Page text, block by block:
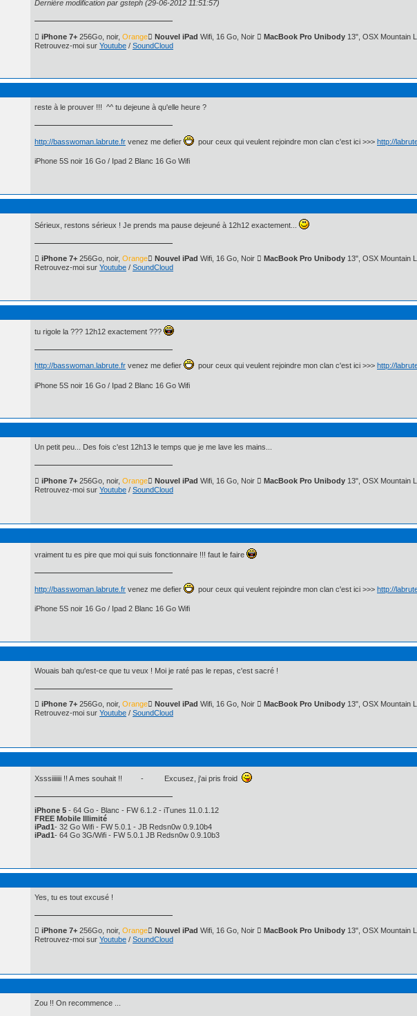
Dernière modification par gsteph (29-06-2012 11:51:57)
 iPhone 7+ 256Go, noir, Orange Nouvel iPad Wifi, 16 Go, Noir  MacBook Pro Unibody 13", OSX Mountain
Retrouvez-moi sur Youtube / SoundCloud
reste à le prouver !!! ^^ tu dejeune à qu'elle heure ?
http://basswoman.labrute.fr venez me defier pour ceux qui veulent rejoindre mon clan c'est ici >>> http://
iPhone 5S noir 16 Go / Ipad 2 Blanc 16 Go Wifi
Sérieux, restons sérieux ! Je prends ma pause dejeuné à 12h12 exactement...
 iPhone 7+ 256Go, noir, Orange Nouvel iPad Wifi, 16 Go, Noir  MacBook Pro Unibody 13", OSX Mountain
Retrouvez-moi sur Youtube / SoundCloud
tu rigole la ??? 12h12 exactement ???
http://basswoman.labrute.fr venez me defier pour ceux qui veulent rejoindre mon clan c'est ici >>> http://
iPhone 5S noir 16 Go / Ipad 2 Blanc 16 Go Wifi
Un petit peu... Des fois c'est 12h13 le temps que je me lave les mains...
 iPhone 7+ 256Go, noir, Orange Nouvel iPad Wifi, 16 Go, Noir  MacBook Pro Unibody 13", OSX Mountain
Retrouvez-moi sur Youtube / SoundCloud
vraiment tu es pire que moi qui suis fonctionnaire !!! faut le faire
http://basswoman.labrute.fr venez me defier pour ceux qui veulent rejoindre mon clan c'est ici >>> http://
iPhone 5S noir 16 Go / Ipad 2 Blanc 16 Go Wifi
Wouais bah qu'est-ce que tu veux ! Moi je raté pas le repas, c'est sacré !
 iPhone 7+ 256Go, noir, Orange Nouvel iPad Wifi, 16 Go, Noir  MacBook Pro Unibody 13", OSX Mountain
Retrouvez-moi sur Youtube / SoundCloud
Xsssiiiiiii !! A mes souhait !! - Excusez, j'ai pris froid
iPhone 5 - 64 Go - Blanc - FW 6.1.2 - iTunes 11.0.1.12
FREE Mobile Illimité
iPad1 - 32 Go Wifi - FW 5.0.1 - JB Redsn0w 0.9.10b4
iPad1 - 64 Go 3G/Wifi - FW 5.0.1 JB Redsn0w 0.9.10b3
Yes, tu es tout excusé !
 iPhone 7+ 256Go, noir, Orange Nouvel iPad Wifi, 16 Go, Noir  MacBook Pro Unibody 13", OSX Mountain
Retrouvez-moi sur Youtube / SoundCloud
Zou !! On recommence ...